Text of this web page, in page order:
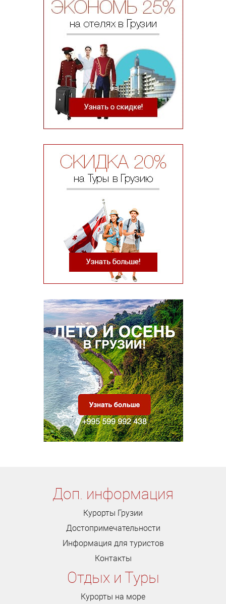
Доп. информация
Курорты Грузии
Достопримечательности
Информация для туристов
Контакты
Отдых и Туры
Курорты на море